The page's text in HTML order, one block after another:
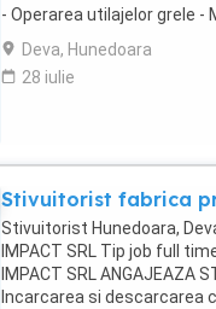
- Operarea utilajelor grele
lemnos - Respectarea
Deva, Hunedoara
28 iulie
Stivuitorist fabrica
Stivuitorist Hunedoara,
IMPACT SRL Tip job full
IMPACT SRL ANGAJEAZA
Incarcarea si descarcarea